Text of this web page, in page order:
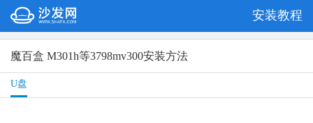
安装教程
魔百盒 M301h等3798mv300安装方法
U盘